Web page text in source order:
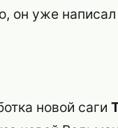
он уже
новой саги